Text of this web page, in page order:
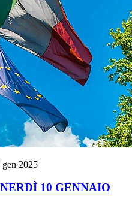
gen 2025
10 GENNAIO